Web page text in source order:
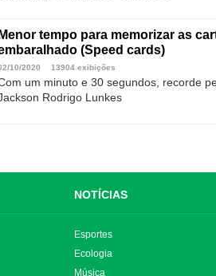
Menor tempo para memorizar as
(Speed cards)
10/2020 13904 exibições
um minuto e 30 segundos, recorde
Rodrigo Lunkes
NOTÍCIAS
Esportes
Ecologia
Música